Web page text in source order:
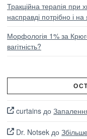
Тракційна терапія при
насправді потрібно і
Морфологія 1% за
вагітність?
curtains до
Dr. Notsek до